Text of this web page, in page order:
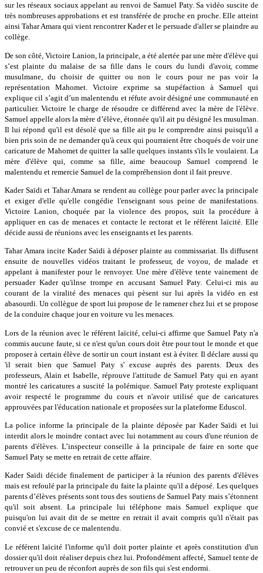
sur les réseaux sociaux appelant au renvoi de Samuel Paty. Sa vidéo suscite de
très nombreuses approbations et est transférée de proche en proche. Elle atteint
ainsi Tahar Amara qui vient rencontrer Kader et le persuade d'aller se plaindre au
collège.
De son côté, Victoire Lanion, la principale, a été alertée par une mère d'élève qui
s’est plainte du malaise de sa fille dans le cours du lundi d'avoir, comme
musulmane, du choisir de quitter ou non le cours pour ne pas voir la
représentation Mahomet. Victoire exprime sa stupéfaction à Samuel qui
explique cil s’agit d’un malentendu et réfute avoir désigné une communauté en
particulier. Victoire le charge de résoudre ce différend avec la mère de l'élève.
Samuel appelle alors la mère d’élève, étonnée qu'il ait pu désigné les musulman.
Il lui répond qu'il est désolé que sa fille ait pu le comprendre ainsi puisqu'il a
bien pris soin de ne demander qu'à ceux qui pourraient être choqués de voir une
caricature de Mahomet de quitter la salle quelques instants s'ils le voulaient. La
mère d'élève qui, comme sa fille, aime beaucoup Samuel comprend le
malentendu et remercie Samuel de la compréhension dont il fait preuve.
Kader Saïdi et Tahar Amara se rendent au collège pour parler avec la principale
et exiger d'elle qu'elle congédie l'enseignant sous peine de manifestations.
Victoire Lanion, choquée par la violence des propos, suit la procédure à
appliquer en cas de menaces et contacte le rectorat et le référent laïcité. Elle
décide aussi de réunions avec les enseignants et les parents.
Tahar Amara incite Kader Saïdi à déposer plainte au commissariat. Ils diffusent
ensuite de nouvelles vidéos traitant le professeur, de voyou, de malade et
appelant à manifester pour le renvoyer. Une mère d'élève tente vainement de
persuader Kader qu'ilnse trompe en accusant Samuel Paty. Celui-ci mis au
courant de la viralité des menaces qui pèsent sur lui après la vidéo en est
abasourdi. Un collègue de sport lui propose de le ramener chez lui et se propose
de la conduire chaque jour en voiture vu les menaces.
Lors de la réunion avec le référent laïcité, celui-ci affirme que Samuel Paty n'a
commis aucune faute, si ce n'est qu'un cours doit être pour tout le monde et que
proposer à certain élève de sortir un court instant est à éviter. Il déclare aussi qu
'il serait bien que Samuel Paty s' excuse auprès des parents. Deux des
professeurs, Alain et Isabelle, réprouve l'attitude de Samuel Paty qui en ayant
montré les caricatures a suscité la polémique. Samuel Paty proteste expliquant
avoir respecté le programme du cours et n'avoir utilisé que de caricatures
approuvées par l'éducation nationale et proposées sur la plateforme Eduscol.
La police informe la principale de la plainte déposée par Kader Saïdi et lui
interdit alors le moindre contact avec lui notamment au cours d'une réunion de
parents d'élèves. L’inspecteur conseille à la principale de faire en sorte que
Samuel Paty se mette en retrait de cette affaire.
Kader Saïdi décide finalement de participer à la réunion des parents d'élèves
mais est refoulé par la principale du faite la plainte qu'il a déposé. Les quelques
parents d’élèves présents sont tous des soutiens de Samuel Paty mais s’étonnent
qu'il soit absent. La principale lui téléphone mais Samuel explique que
puisqu'on lui avait dit de se mettre en retrait il avait compris qu'il n'était pas
convié et s'excuse de ce malentendu.
Le référent laïcité l'informe qu'il doit porter plainte et après constitution d'un
dossier qu'il doit réaliser depuis chez lui. Profondément affecté, Samuel tente de
retrouver un peu de réconfort auprès de son fils qui s'est endormi.